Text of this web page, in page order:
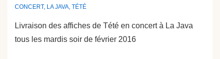
CONCERT, LA JAVA, TÉTÉ
Livraison des affiches de Tété en concert à La Java
tous les mardis soir de février 2016